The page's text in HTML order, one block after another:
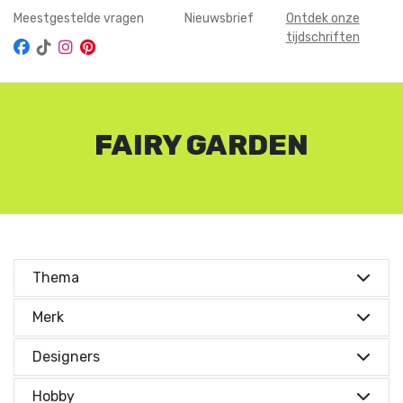
Meestgestelde vragen Nieuwsbrief
Ontdek onze
tijdschriften
FAIRY GARDEN
Thema
Kies je thema's
Kies je thema's
Cadeautips
Herfst(1)
Merk
Merken
MerkenAan de Haak
Designers
Designers
Hobby